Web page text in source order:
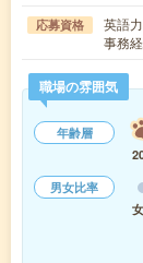
応募資格
英語
事務
職場の雰囲気
年齢層
男女比率